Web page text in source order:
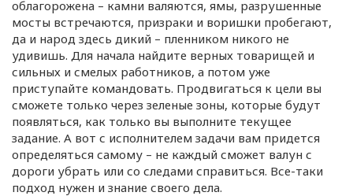
облагорожена – камни валяются, ямы, разрушенные
мосты встречаются, призраки и воришки пробегают,
да и народ здесь дикий – пленником никого не
удивишь. Для начала найдите верных товарищей и
сильных и смелых работников, а потом уже
приступайте командовать. Продвигаться к цели вы
сможете только через зеленые зоны, которые будут
появляться, как только вы выполните текущее
задание. А вот с исполнителем задачи вам придется
определяться самому – не каждый сможет валун с
дороги убрать или со следами справиться. Все-таки
подход нужен и знание своего дела.